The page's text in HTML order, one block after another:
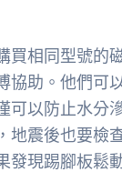
買相同型號的
協助。他們可
可以防止水分
地震後也要檢
發現踢腳板鬆